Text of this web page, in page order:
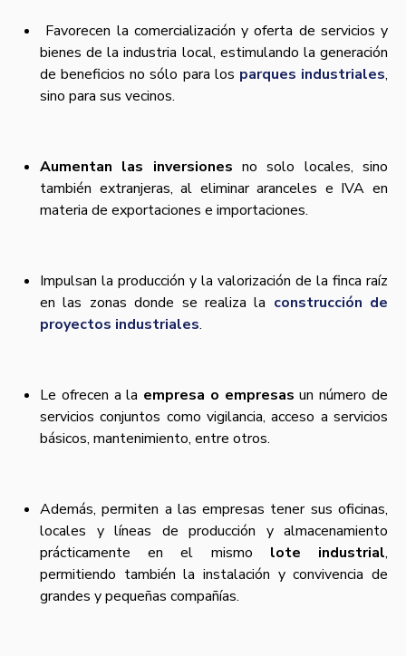
Favorecen la comercialización y oferta de servicios y
bienes de la industria local, estimulando la generación
de beneficios no sólo para los parques industriales,
sino para sus vecinos.
Aumentan las inversiones no solo locales, sino
también extranjeras, al eliminar aranceles e IVA en
materia de exportaciones e importaciones.
Impulsan la producción y la valorización de la finca raí­z
en las zonas donde se realiza la construcción de
proyectos industriales.
Le ofrecen a la empresa o empresas un número de
servicios conjuntos como vigilancia, acceso a servicios
básicos, mantenimiento, entre otros.
Además, permiten a las empresas tener sus oficinas,
locales y lí­neas de producción y almacenamiento
prácticamente en el mismo lote industrial,
permitiendo también la instalación y convivencia de
grandes y pequeñas compañí­as.